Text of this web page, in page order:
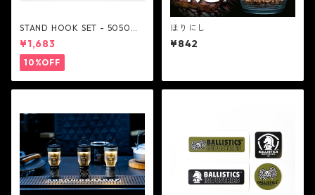
STAND HOOK SET - 5050W
ORKSHOP
¥1,683
10%OFF
ほりにし
¥842